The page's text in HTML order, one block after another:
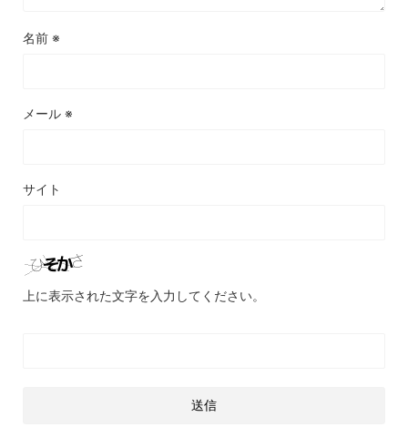
名前 ※
メール ※
サイト
上に表示された文字を入力してください。